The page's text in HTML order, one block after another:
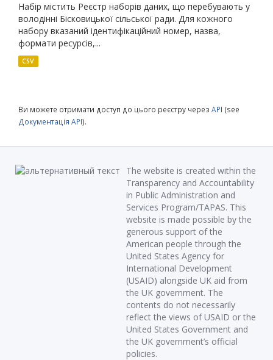
Набір містить Реєстр наборів даних, що перебувають у
володінні Бісковицької сільської ради. Для кожного
набору вказаний ідентифікаційний номер, назва,
формати ресурсів,...
CSV
Ви можете отримати доступ до цього реєстру через API (see
Документація API).
The website is created within the
Transparency and Accountability
in Public Administration and
Services Program/TAPAS. This
website is made possible by the
generous support of the
American people through the
United States Agency for
International Development
(USAID) alongside UK aid from
the UK government. The
contents do not necessarily
reflect the views of USAID or the
United States Government and
the UK government’s official
policies.